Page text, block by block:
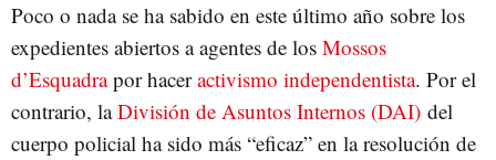
Poco o nada se ha sabido en este último año sobre los
expedientes abiertos a agentes de los Mossos
d’Esquadrapor haceractivismo independentista. Por el
contrario, laDivisión de Asuntos Internos (DAI) del
cuerpo policial ha sido más “eficaz” en la resolución de